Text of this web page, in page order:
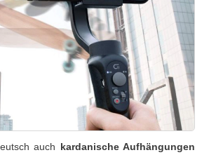
auch kardanische Aufhängungen